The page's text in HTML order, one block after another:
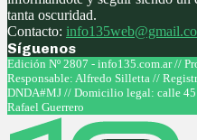
tanta oscuridad.
Contacto:
Síguenos
Facebook
Twitter
Instagram
Youtube
Edición Nº 2807 - info135.com.ar //
Responsable: Alfredo Silletta //
DNDA#MJ // Domicilio legal: calle 45
Rafael Guerrero